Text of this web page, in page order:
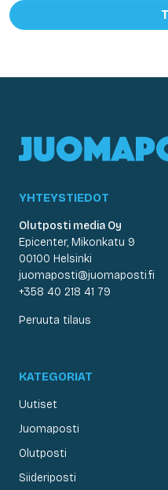
YHTEYSTIEDOT
Olutposti media Oy
Epicenter, Mikonkatu 9
00100 Helsinki
juomaposti@juomaposti.fi
+358 40 218 41 79
Peruuta tilaus
KATEGORIAT
Uutiset
Juomaposti
Olutposti
Siideriposti